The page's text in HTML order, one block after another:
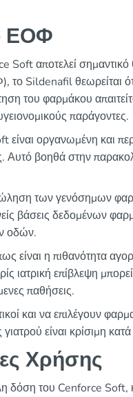
ΕΟΦ
Soft αποτελεί
Sildenafil θεωρείται
του φαρμάκου
παράγοντες.
είναι οργανωμένη και
Αυτό βοηθά στην
των γενόσημων
βάσεις δεδομένων
οδών.
είναι η πιθανότητα
ιατρική επίβλεψη
παθήσεις.
και να επιλέγουν
είναι κρίσιμη
Χρήσης
δόση του Cenforce